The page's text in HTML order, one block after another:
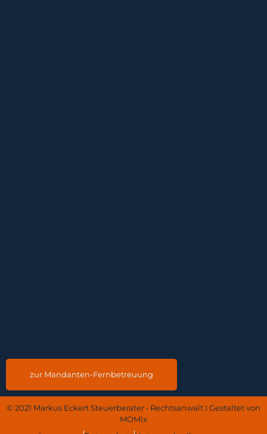
zur Mandanten-Fernbetreuung
© 2021 Markus Eckert Steuerberater • Rechtsanwalt I Gestaltet von
MOMix